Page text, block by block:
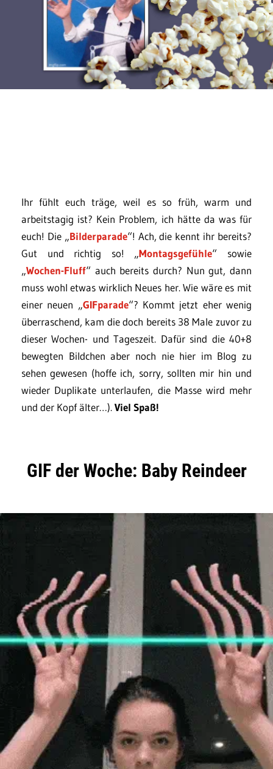
Ihr fühlt euch träge, weil es so früh, warm und
arbeitstagig ist? Kein Problem, ich hätte da was für
euch! Die „Bilderparade“! Ach, die kennt ihr bereits?
Gut und richtig so! „Montagsgefühle“ sowie
„Wochen-Fluff“ auch bereits durch? Nun gut, dann
muss wohl etwas wirklich Neues her. Wie wäre es mit
einer neuen „GIFparade“? Kommt jetzt eher wenig
überraschend, kam die doch bereits 38 Male zuvor zu
dieser Wochen- und Tageszeit. Dafür sind die 40+8
bewegten Bildchen aber noch nie hier im Blog zu
sehen gewesen (hoffe ich, sorry, sollten mir hin und
wieder Duplikate unterlaufen, die Masse wird mehr
und der Kopf älter…).Viel Spaß!
GIF der Woche: Baby Reindeer